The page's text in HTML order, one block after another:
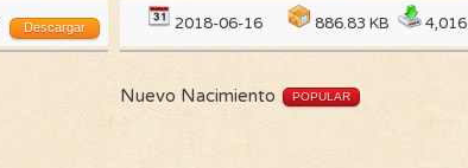
Descargar 2018-06-16 886.83 KB 4,016
Nuevo Nacimiento POPULAR